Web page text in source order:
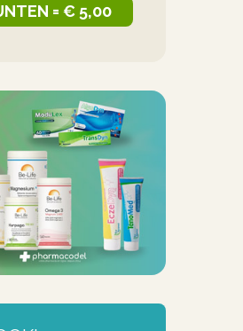
= € 5,00